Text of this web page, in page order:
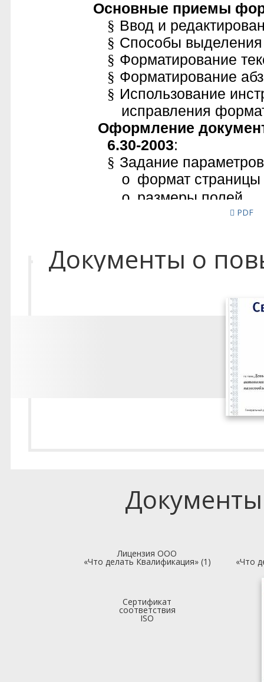
PDF
Документы о
Лицензия ООО
«Что делать Квалификация» (1) «Что
Сертификат
соответствия
ISO